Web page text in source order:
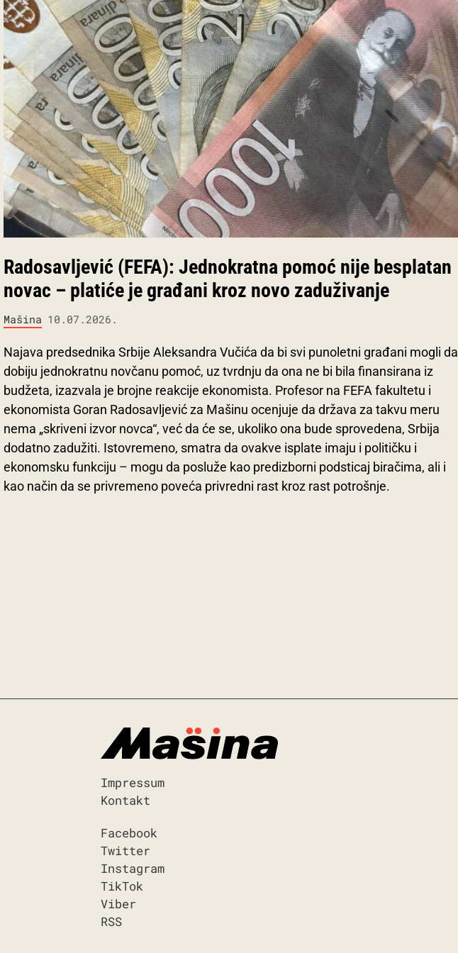
Radosavljević (FEFA): Jednokratna pomoć nije besplatan
novac – platiće je građani kroz novo zaduživanje
Mašina 10.07.2026.
Najava predsednika Srbije Aleksandra Vučića da bi svi punoletni građani mogli da
dobiju jednokratnu novčanu pomoć, uz tvrdnju da ona ne bi bila finansirana iz
budžeta, izazvala je brojne reakcije ekonomista. Profesor na FEFA fakultetu i
ekonomista Goran Radosavljević za Mašinu ocenjuje da država za takvu meru
nema „skriveni izvor novca“, već da će se, ukoliko ona bude sprovedena, Srbija
dodatno zadužiti. Istovremeno, smatra da ovakve isplate imaju i političku i
ekonomsku funkciju – mogu da posluže kao predizborni podsticaj biračima, ali i
kao način da se privremeno poveća privredni rast kroz rast potrošnje.
Impressum
Kontakt
Facebook
Twitter
Instagram
TikTok
Viber
RSS